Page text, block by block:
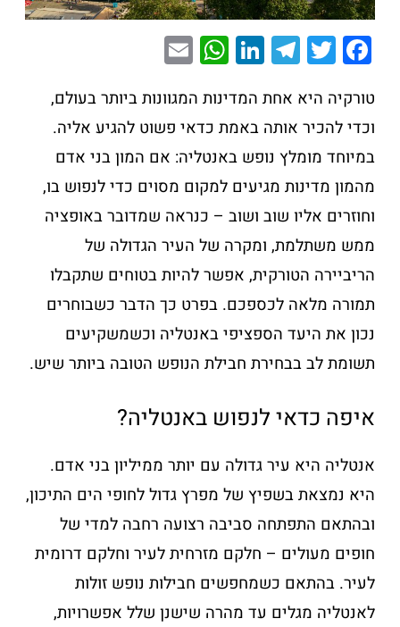
F
a
c
e
b
o
o
k
T
wi
tt
er
T
el
e
gr
a
m
Li
n
k
e
dI
n
W
h
at
s
A
p
p
ai
l
טורקיה היא אחת המדינות המגוונות ביותר בעולם,
וכדי להכיר אותה באמת כדאי פשוט להגיע אליה.
במיוחד מומלץ נופש באנטליה: אם המון בני אדם
מהמון מדינות מגיעים למקום מסוים כדי לנפוש בו,
וחוזרים אליו שוב ושוב – כנראה שמדובר באופציה
ממש משתלמת, ומקרה של העיר הגדולה של
הריביירה הטורקית, אפשר להיות בטוחים שתקבלו
תמורה מלאה לכספכם. בפרט כך הדבר כשבוחרים
נכון את היעד הספציפי באנטליה וכשמשקיעים
תשומת לב בבחירת חבילת הנופש הטובה ביותר שיש.
איפה כדאי לנפוש באנטליה?
אנטליה היא עיר גדולה עם יותר ממיליון בני אדם.
היא נמצאת בשפיץ של מפרץ גדול לחופי הים התיכון,
ובהתאם התפתחה סביבה רצועה רחבה למדי של
חופים מעולים – חלקם מזרחית לעיר וחלקם דרומית
לעיר. בהתאם כשמחפשים חבילות נופש זולות
לאנטליה מגלים עד מהרה שישנן שלל אפשרויות,